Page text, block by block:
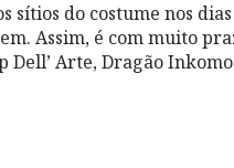
sítios do costume nos dias
Assim, é com muito
Arte, Dragão